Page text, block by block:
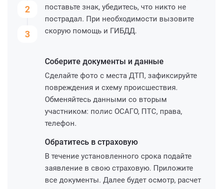
2
3
поставьте знак, убедитесь, что никто не
пострадал. При необходимости вызовите
скорую помощь и ГИБДД.
Соберите документы и данные
Сделайте фото с места ДТП, зафиксируйте
повреждения и схему происшествия.
Обменяйтесь данными со вторым
участником: полис ОСАГО, ПТС, права,
телефон.
Обратитесь в страховую
В течение установленного срока подайте
заявление в свою страховую. Приложите
все документы. Далее будет осмотр, расчет